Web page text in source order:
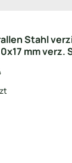
Stahl
mm verz.